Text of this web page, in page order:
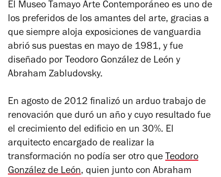
de
5
estrellas
El Museo Tamayo Arte Contemporáneo es uno de
los preferidos de los amantes del arte, gracias a
que siempre aloja exposiciones de vanguardia
abrió sus puestas en mayo de 1981, y fue
diseñado por Teodoro González de León y
Abraham Zabludovsky.
En agosto de 2012 finalizó un arduo trabajo de
renovación que duró un año y cuyo resultado fue
el crecimiento del edificio en un 30%. El
arquitecto encargado de realizar la
transformación no podía ser otro que Teodoro
González de León, quien junto con Abraham